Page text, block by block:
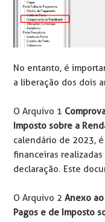
No entanto, é
a liberação dos dois
O Arquivo 1
Imposto sobre a
calendário de 2023,
financeiras
declaração. Este
O Arquivo 2Anexo
Pagos e de Imposto